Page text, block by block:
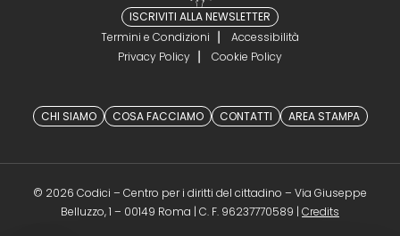
ISCRIVITI ALLA NEWSLETTER
Termini e Condizioni
Accessibilità
Privacy Policy
Cookie Policy
CHI SIAMO COSA FACCIAMO CONTATTI AREA STAMPA
© 2026 Codici – Centro per i diritti del cittadino – Via Giuseppe
Belluzzo, 1 – 00149 Roma | C. F. 96237770589 | Credits